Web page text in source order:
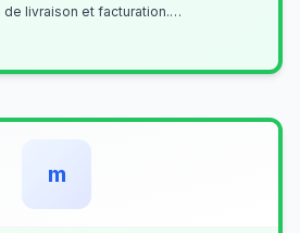
livraison et facturation.
m